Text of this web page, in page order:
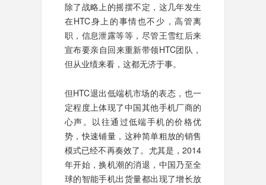
除了战略上的摇摆不定，这几年发生
在HTC身上的事情也不少，高管离
职，信息泄露等等，尽管王雪红后来
宣布要亲自回来重新带领HTC团队，
但从业绩来看，这都无济于事。
但HTC退出低端机市场的表态，也一
定程度上体现了中国其他手机厂商的
心声。以往通过低端手机的价格优
势，快速铺量，这种简单粗放的销售
模式已经不再奏效了。尤其是，2014
年开始，换机潮的消退，中国乃至全
球的智能手机出货量都出现了增长放